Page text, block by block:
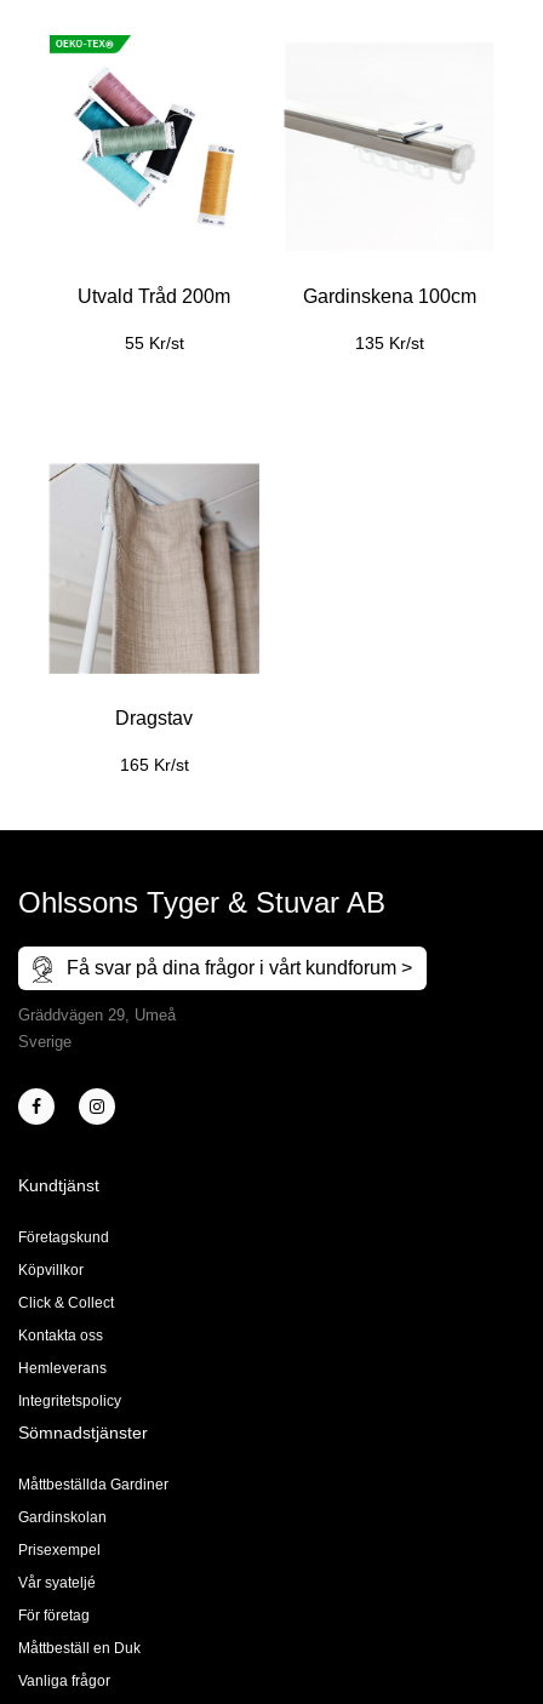
Utvald Tråd 200m
55 Kr/st
Gardinskena 100cm
135 Kr/st
Dragstav
165 Kr/st
Ohlssons Tyger & Stuvar AB
Få svar på dina frågor i vårt kundforum >
Gräddvägen 29, Umeå
Sverige
Kundtjänst
Företagskund
Köpvillkor
Click & Collect
Kontakta oss
Hemleverans
Integritetspolicy
Sömnadstjänster
Måttbeställda Gardiner
Gardinskolan
Prisexempel
Vår syateljé
För företag
Måttbeställ en Duk
Vanliga frågor